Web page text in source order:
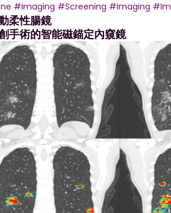
#Imaging #Screening #Imaging
#Medicine
柔性腸鏡
手術的智能磁錨定內窺鏡